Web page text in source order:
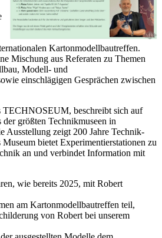
Kartonmodellbautreffen.
Mischung aus Referaten zu Themen
Modell- und
einschlägigen Gesprächen zwischen
TECHNOSEUM, beschreibt sich auf
der größten Technikmuseen in
zeigt 200 Jahre Technik-
bietet Experimentierstationen zu
an und verbindet Information mit
wie bereits 2025, mit Robert
am Kartonmodellbautreffen teil,
von Robert bei unserem